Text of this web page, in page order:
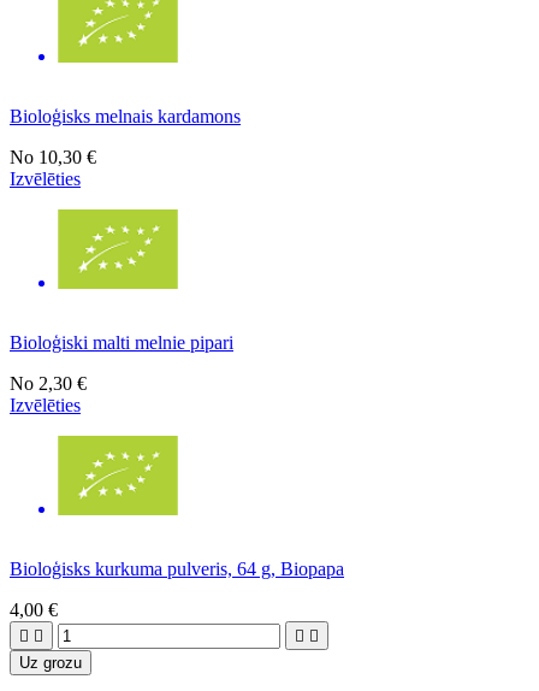
Bioloģisks melnais kardamons
No 10,30 €
Izvēlēties
Bioloģiski malti melnie pipari
No 2,30 €
Izvēlēties
Bioloģisks kurkuma pulveris, 64 g, Biopapa
4,00 €
   
Uz grozu